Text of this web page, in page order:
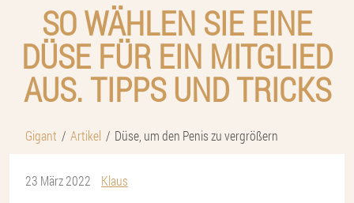
SO WÄHLEN SIE EINE
DÜSE FÜR EIN MITGLIED
AUS. TIPPS UND TRICKS
Gigant Artikel Düse, um den Penis zu vergrößern
23 März 2022
Klaus